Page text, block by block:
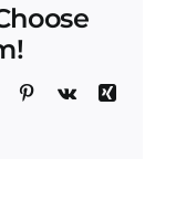
TumblrPinterest
Vk
Xing